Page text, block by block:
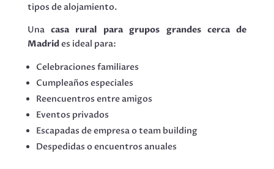
tipos de alojamiento.
Unacasa rural para grupos grandes cerca de
Madrides ideal para:
Celebraciones familiares
Cumpleaños especiales
Reencuentros entre amigos
Eventos privados
Escapadas de empresa o team building
Despedidas o encuentros anuales